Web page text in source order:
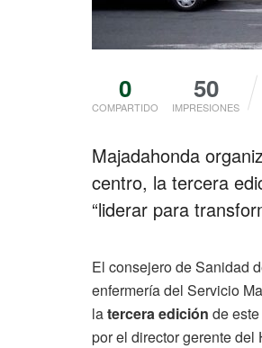
0
COMPARTIDO
50
IMPRESIONES
Majadahonda
centro, la tercera
“liderar para
El consejero de Sanidad
enfermería del Servicio
latercera edición de
por el director gerente del